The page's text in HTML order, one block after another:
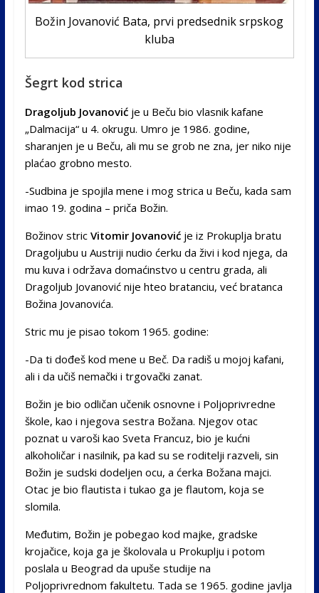
Božin Jovanović Bata, prvi predsednik srpskog
kluba
Šegrt kod strica
Dragoljub Jovanovićje u Beču bio vlasnik kafane
„Dalmacija“ u 4. okrugu. Umro je 1986. godine,
sharanjen je u Beču, ali mu se grob ne zna, jer niko nije
plaćao grobno mesto.
-Sudbina je spojila mene i mog strica u Beču, kada sam
imao 19. godina – priča Božin.
Božinov stric Vitomir Jovanovićje iz Prokuplja bratu
Dragoljubu u Austriji nudio ćerku da živi i kod njega, da
mu kuva i održava domaćinstvo u centru grada, ali
Dragoljub Jovanović nije hteo bratanciu, već bratanca
Božina Jovanovića.
Stric mu je pisao tokom 1965. godine:
-Da ti dođeš kod mene u Beč. Da radiš u mojoj kafani,
ali i da učiš nemački i trgovački zanat.
Božin je bio odličan učenik osnovne i Poljoprivredne
škole, kao i njegova sestra Božana. Njegov otac
poznat u varoši kao Sveta Francuz, bio je kućni
alkoholičar i nasilnik, pa kad su se roditelji razveli, sin
Božin je sudski dodeljen ocu, a ćerka Božana majci.
Otac je bio flautista i tukao ga je flautom, koja se
slomila.
Međutim, Božin je pobegao kod majke, gradske
krojačice, koja ga je školovala u Prokuplju i potom
poslala u Beograd da upuše studije na
Poljoprivrednom fakultetu. Tada se 1965. godine javlja